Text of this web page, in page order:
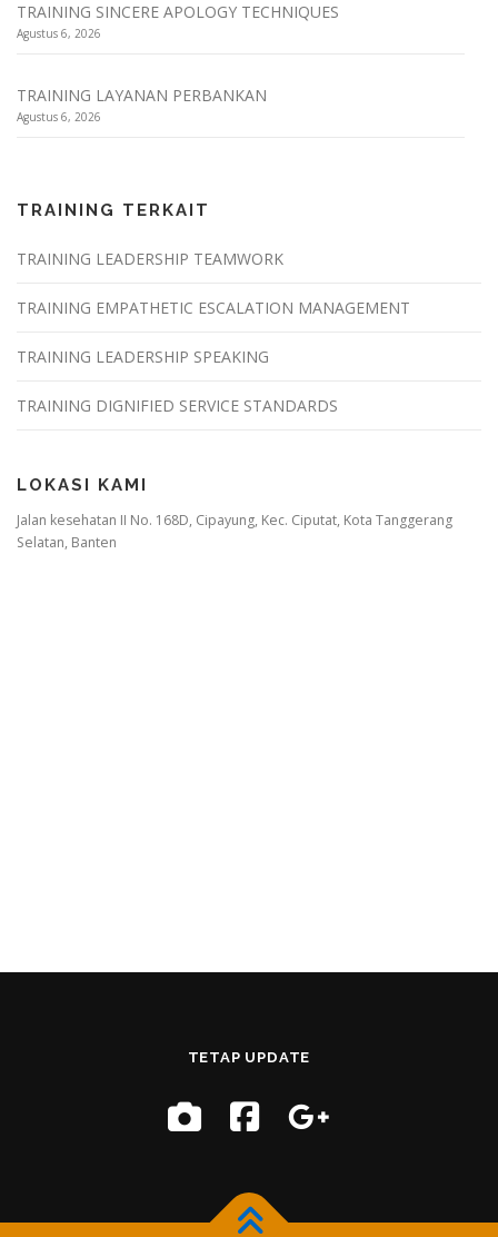
TRAINING SINCERE APOLOGY TECHNIQUES
Agustus 6, 2026
TRAINING LAYANAN PERBANKAN
Agustus 6, 2026
TRAINING TERKAIT
TRAINING LEADERSHIP TEAMWORK
TRAINING EMPATHETIC ESCALATION MANAGEMENT
TRAINING LEADERSHIP SPEAKING
TRAINING DIGNIFIED SERVICE STANDARDS
LOKASI KAMI
Jalan kesehatan II No. 168D, Cipayung, Kec. Ciputat, Kota Tanggerang
Selatan, Banten
TETAP UPDATE